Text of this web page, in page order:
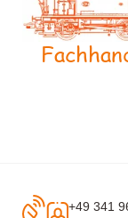
+49 341